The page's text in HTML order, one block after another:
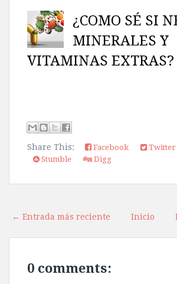
¿COMO SÉ SI
MINERALES Y
VITAMINAS EXTRAS?
Share This: Facebook Twitter
Stumble
Digg
← Entrada más reciente Inicio
0 comments: